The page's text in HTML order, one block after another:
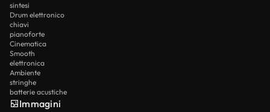
sintesi
Drum elettronico
chiavi
pianoforte
Cinematica
Smooth
elettronica
Ambiente
stringhe
batterie acustiche
Immagini